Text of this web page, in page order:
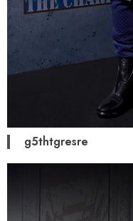
g5thtgresre